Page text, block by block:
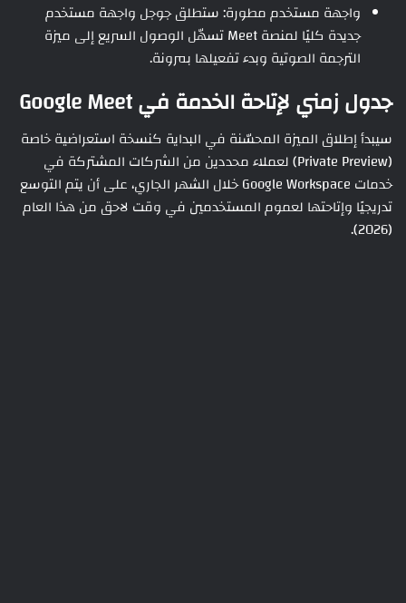
واجهة مستخدم مطورة: ستطلق جوجل واجهة مستخدم
جديدة كليًا لمنصة Meet تسهّل الوصول السريع إلى ميزة
الترجمة الصوتية وبدء تفعيلها بمرونة.
جدول زمني لإتاحة الخدمة في Google Meet
سيبدأ إطلاق الميزة المحسّنة في البداية كنسخة استعراضية خاصة
(Private Preview) لعملاء محددين من الشركات المشتركة في
خدمات Google Workspace خلال الشهر الجاري، على أن يتم التوسع
تدريجيًا وإتاحتها لعموم المستخدمين في وقت لاحق من هذا العام
(2026).